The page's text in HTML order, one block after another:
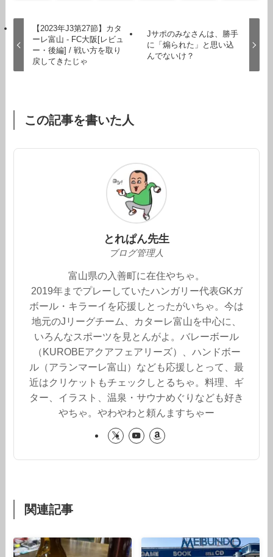
【2023年J3第27節】カタ
ーレ富山 - FC大阪[レビュ
ー・後編] / 戦い方を取り
戻してきたじゃ
Jサポのみなさんは、勝手
に「煽られた」と思い込
んでないけ？
この記事を書いた人
とれぱん先生
ブログ管理人
富山県の入善町に在住やちゃ。
2019年までプレーしていたハンガリー代表GKガ
ボール・キラーイを応援しとったがいちゃ。今は
地元のJリーグチーム、カターレ富山を中心に、
いろんなスポーツを見とんがよ。バレーボール
（KUROBEアクアフェアリーズ）、ハンドボー
ル（アランマーレ富山）なども応援しとって、最
近はクリケットもチェックしとるちゃ。料理、ギ
ター、イラスト、温泉・サウナめぐりなども好き
やちゃ。やわやわと頼んますちゃー
関連記事